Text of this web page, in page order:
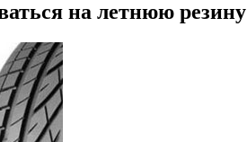
на летнюю резину